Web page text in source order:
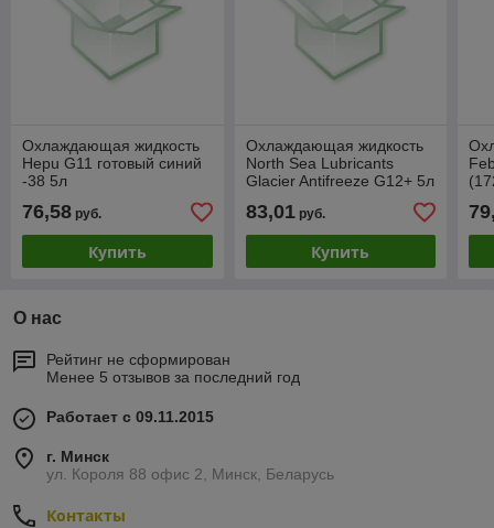
Охлаждающая жидкость
Hepu G11 готовый синий
-38 5л
76,58 руб.
Купить
Охлаждающая жидкость
North Sea Lubricants
Glacier Antifreeze G12+ 5л
83,01руб.
Купить
О нас
Рейтинг не сформирован
Менее 5 отзывов за последний год
Работает с 09.11.2015
г. Минск
ул. Короля 88 офис 2, Минск, Беларусь
Контакты